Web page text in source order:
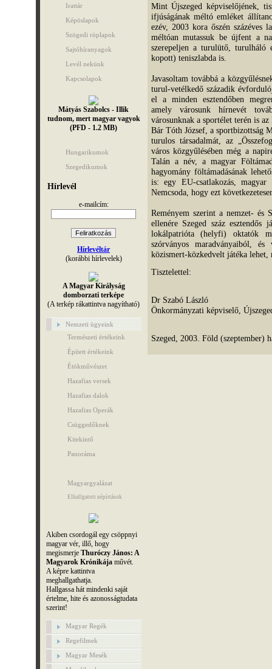
Irattár
Képöslapok
Szögedi röplapok
Sajtóhíranyagok
Levél nekünk
Kapcsolapok
Mátyás Szabolcs - Illik
tudnom, mert magyar vagyok
(PFD - 1.2 MB)
Hungarikumok
Szegedikumok
Hírlevél
e-mailcím:
Hírlevéltár
(korábbi hírlevelek)
A Magyar Királyság
domborzati terképe
(A terkép rákattintva nagyítható)
Nemzeti ügyeink
Természeti értékeink
Épített értékeink
Étökművészet
Hazafias versek
Hazafias dalok
Hazafias Operák
Csüggedőknek
Kitekintő
Panoráma
Magyargyalázat
Elhallgatott népírtások
Akiben csordogál egy csöppnyi
magyar vér, illő, hogy
megismerje Thuróczy János: A
Magyarok Krónikájaművét.
A képre kattintva
meghallgathatja.
Hallgassa hát mindenki saját
értelme, hite és azonosságtudata
szerint!
Magyar Regék
Regefilmek
Magyar Mesék
Mint Újszeged képviselőjének,
ifjúságának méltó emléket
ezév, 2003 kora őszén százéves
méltóan mutassuk be újfent a
szerepeljen a turulütő,
kopott) teniszlabda is.
Javasoltam továbbá a
turul-vetélkedő századik
el a minden esztendőben
amely városunk hírnevét
városunknak a sportélet terén is
Bár Tóth József, a sportbizottság
turulos társadalmát, az
város közgyűlésében még a
Talán a név, a magyar
hagyomány föltámadásának
is: egy EU-csatlakozás,
Nemcsoda, hogy ezt
Reményem szerint a nemzet- és
ellenére Szeged száz
lokálpatrióta (helyfi) oktatók
szórványos maradványaiból,
közismert-közkedvelt játéka
Tisztelettel:
Dr Szabó László
Önkormányzati képviselő,
Szeged, 2003. Föld (szeptember)